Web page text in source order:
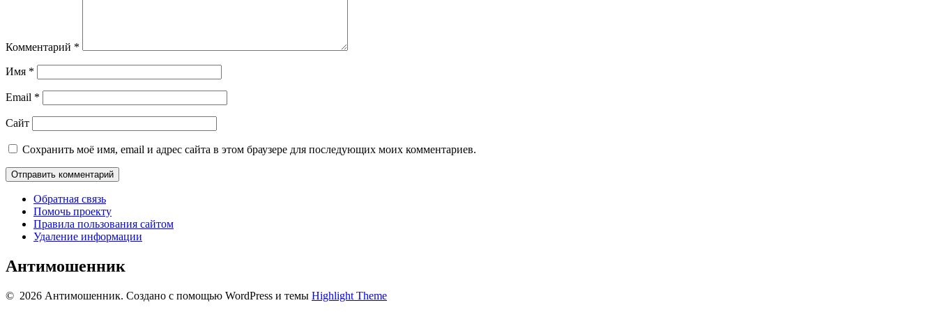
Комментарий *
Имя *
Email *
Сайт
Сохранить моё имя, email и адрес сайта в этом браузере для последующих моих комментариев.
Обратная связь
Помочь проекту
Правила пользования сайтом
Удаление информации
Антимошенник
© 2026 Антимошенник. Создано с помощью WordPress и темы Highlight Theme